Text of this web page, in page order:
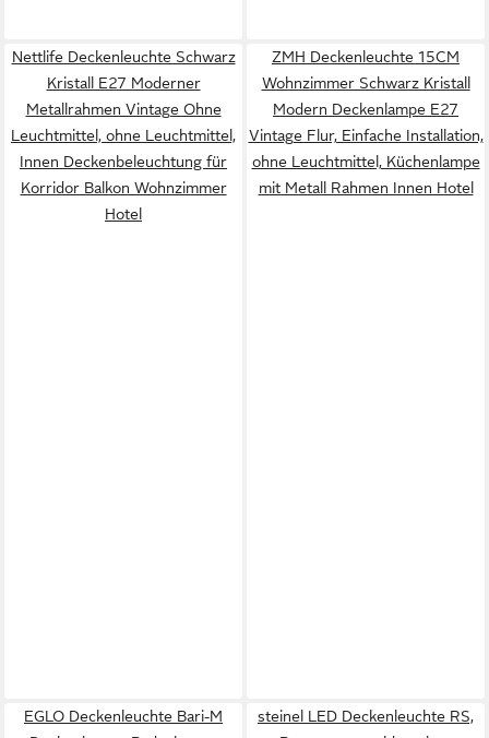
Nettlife Deckenleuchte Schwarz
Kristall E27 Moderner
Metallrahmen Vintage Ohne
Leuchtmittel, ohne Leuchtmittel,
Innen Deckenbeleuchtung für
Korridor Balkon Wohnzimmer
Hotel
ZMH Deckenleuchte 15CM
Wohnzimmer Schwarz Kristall
Modern Deckenlampe E27
Vintage Flur, Einfache Installation,
ohne Leuchtmittel, Küchenlampe
mit Metall Rahmen Innen Hotel
EGLO Deckenleuchte Bari-M
steinel LED Deckenleuchte RS,